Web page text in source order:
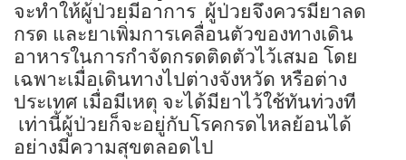
จะทำให้ผู้ป่วยมีอาการ ผู้ป่วยจึงควรมียาลด
กรด และยาเพิ่มการเคลื่อนตัวของทางเดิน
อาหารในการกำจัดกรดติดตัวไว้เสมอ โดย
เฉพาะเมื่อเดินทางไปต่างจังหวัด หรือต่าง
ประเทศ เมื่อมีเหตุ จะได้มียาไว้ใช้ทันท่วงที
เท่านี้ผู้ป่วยก็จะอยู่กับโรคกรดไหลย้อนได้
อย่างมีความสุขตลอดไป